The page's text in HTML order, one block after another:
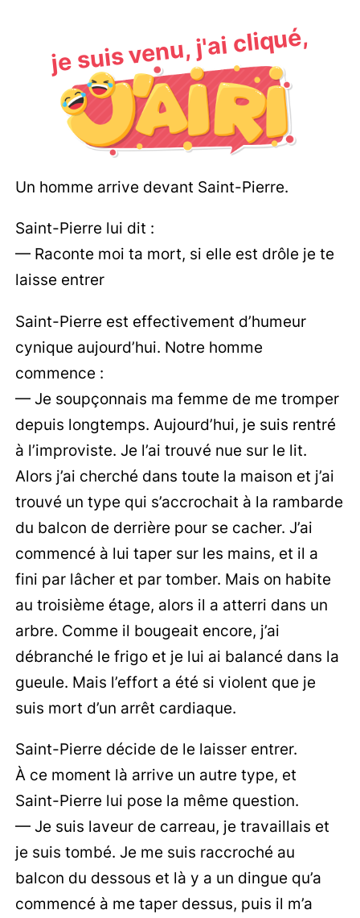
je suis venu, j'ai cliqué,
Un homme arrive devant Saint-Pierre.
Saint-Pierre lui dit :
— Raconte moi ta mort, si elle est drôle je te
laisse entrer
Saint-Pierre est effectivement d’humeur
cynique aujourd’hui. Notre homme
commence :
— Je soupçonnais ma femme de me tromper
depuis longtemps. Aujourd’hui, je suis rentré
à l’improviste. Je l’ai trouvé nue sur le lit.
Alors j’ai cherché dans toute la maison et j’ai
trouvé un type qui s’accrochait à la rambarde
du balcon de derrière pour se cacher. J’ai
commencé à lui taper sur les mains, et il a
fini par lâcher et par tomber. Mais on habite
au troisième étage, alors il a atterri dans un
arbre. Comme il bougeait encore, j’ai
débranché le frigo et je lui ai balancé dans la
gueule. Mais l’effort a été si violent que je
suis mort d’un arrêt cardiaque.
Saint-Pierre décide de le laisser entrer.
À ce moment là arrive un autre type, et
Saint-Pierre lui pose la même question.
— Je suis laveur de carreau, je travaillais et
je suis tombé. Je me suis raccroché au
balcon du dessous et là y a un dingue qu’a
commencé à me taper dessus, puis il m’a